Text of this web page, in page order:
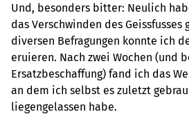
Und, besonders bitter: Neulich
das Verschwinden des Geissfusses
diversen Befragungen konnte ich
eruieren. Nach zwei Wochen (und
Ersatzbeschaffung) fand ich das
an dem ich selbst es zuletzt
liegengelassen habe.